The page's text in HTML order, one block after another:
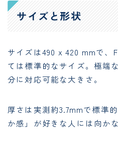
サイズと形状
サイズは490 x 420 mmで、
ては標準的なサイズ。極端
分に対応可能な大きさ。
厚さは実測約3.7mmで標準
か感」が好きな人には向かな